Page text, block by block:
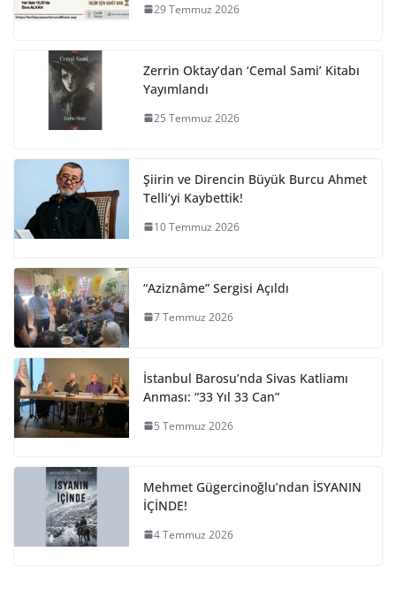
29 Temmuz 2026
Zerrin Oktay’dan ‘Cemal Sami’ Kitabı
Yayımlandı
25 Temmuz 2026
Şiirin ve Direncin Büyük Burcu Ahmet
Telli’yi Kaybettik!
10 Temmuz 2026
“Aziznâme” Sergisi Açıldı
7 Temmuz 2026
İstanbul Barosu’nda Sivas Katliamı
Anması: “33 Yıl 33 Can”
5 Temmuz 2026
Mehmet Gügercinoğlu’ndan İSYANIN
İÇİNDE!
4 Temmuz 2026